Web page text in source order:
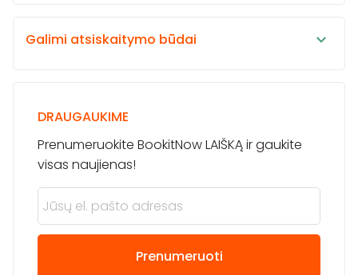
Galimi atsiskaitymo būdai
DRAUGAUKIME
Prenumeruokite BookitNow LAIŠKĄ ir gaukite
visas naujienas!
Prenumeruoti